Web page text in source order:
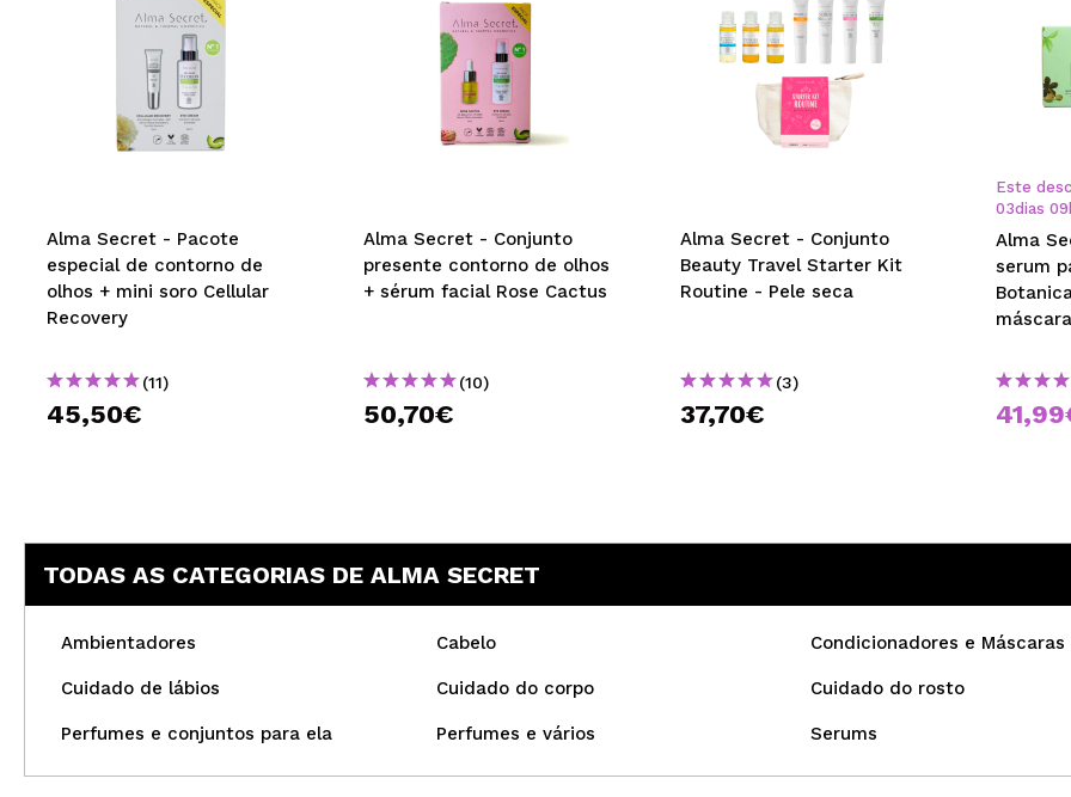
Alma Secret - Pacote
especial de contorno de
olhos + mini soro Cellular
Recovery
(11)
45,50€
Alma Secret - Conjunto
presente contorno de olhos
+ sérum facial Rose Cactus
(10)
50,70€
Alma Secret - Conjunto
Beauty Travel Starter Kit
Routine - Pele seca
(3)
37,70€
Este
03dias 09
Alma
serum
TODAS AS CATEGORIAS DE ALMA SECRET
Ambientadores Cabelo Condicionadores e Máscaras
Cuidado de lábios Cuidado do corpo Cuidado do rosto
Perfumes e conjuntos para ela Perfumes e vários Serums